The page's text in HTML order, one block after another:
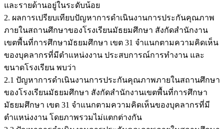
และรายด้านอยู่ในระดับน้อย
2. ผลการเปรียบเทียบปัญหาการดำเนินงานการประกันคุณภาพ
ภายในสถานศึกษาของโรงเรียนมัธยมศึกษา สังกัดสำนักงาน
เขตพื้นที่การศึกษามัธยมศึกษา เขต 31 จำแนกตามความคิดเห็น
ของบุคลากรที่มีตำแหน่งงาน ประสบการณ์การทำงาน และ
ขนาดโรงเรียน พบว่า
2.1 ปัญหาการดำเนินงานการประกันคุณภาพภายในสถานศึกษา
ของโรงเรียนมัธยมศึกษา สังกัดสำนักงานเขตพื้นที่การศึกษา
มัธยมศึกษา เขต 31 จำแนกตามความคิดเห็นของบุคลากรที่มี
ตำแหน่งงาน โดยภาพรวมไม่แตกต่างกัน